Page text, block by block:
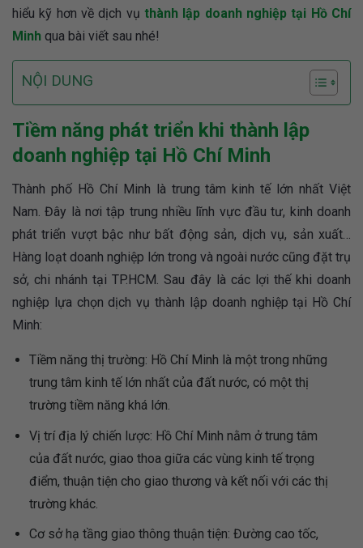
hiểu kỹ hơn về dịch vụ thành lập doanh nghiệp tại Hồ Chí
Minh qua bài viết sau nhé!
NỘI DUNG
Tiềm năng phát triển khi thành lập
doanh nghiệp tại Hồ Chí Minh
Thành phố Hồ Chí Minh là trung tâm kinh tế lớn nhất Việt
Nam. Đây là nơi tập trung nhiều lĩnh vực đầu tư, kinh doanh
phát triển vượt bậc như bất động sản, dịch vụ, sản xuất…
Hàng loạt doanh nghiệp lớn trong và ngoài nước cũng đặt trụ
sở, chi nhánh tại TP.HCM. Sau đây là các lợi thế khi doanh
nghiệp lựa chọn dịch vụ thành lập doanh nghiệp tại Hồ Chí
Minh:
Tiềm năng thị trường: Hồ Chí Minh là một trong những
trung tâm kinh tế lớn nhất của đất nước, có một thị
trường tiềm năng khá lớn.
Vị trí địa lý chiến lược: Hồ Chí Minh nằm ở trung tâm
của đất nước, giao thoa giữa các vùng kinh tế trọng
điểm, thuận tiện cho giao thương và kết nối với các thị
trường khác.
Cơ sở hạ tầng giao thông thuận tiện: Đường cao tốc,